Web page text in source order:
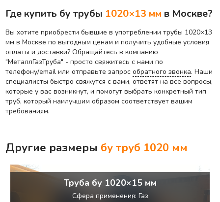
Где купить бу трубы 1020×13 мм в Москве?
Вы хотите приобрести бывшие в употреблении трубы 1020×13
мм в Москве по выгодным ценам и получить удобные условия
оплаты и доставки? Обращайтесь в компанию
"МеталлГазТруба" - просто свяжитесь с нами по
телефону/email или отправьте запрособратного звонка. Наши
специалисты быстро свяжутся с вами, ответят на все вопросы,
которые у вас возникнут, и помогут выбрать конкретный тип
труб, который наилучшим образом соответствует вашим
требованиям.
Другие размеры бу труб 1020 мм
Труба бу 1020×15 мм
Сфера применения: Газ